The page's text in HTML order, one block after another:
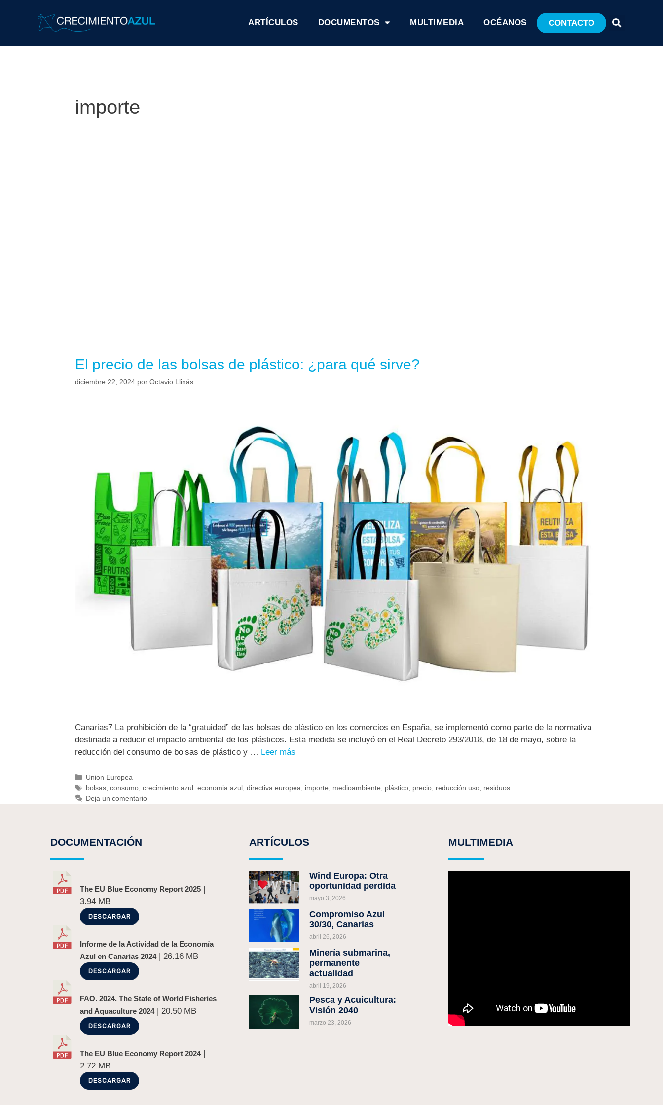
ARTÍCULOS DOCUMENTOS MULTIMEDIA OCÉANOS CONTACTO
importe
El precio de las bolsas de plástico: ¿para qué sirve?
diciembre 22, 2024 por Octavio Llinás
Canarias7 La prohibición de la “gratuidad” de las bolsas de plástico en los comercios en España, se implementó como parte de la normativa
destinada a reducir el impacto ambiental de los plásticos. Esta medida se incluyó en el Real Decreto 293/2018, de 18 de mayo, sobre la
reducción del consumo de bolsas de plástico y … Leer más
Union Europea
bolsas, consumo, crecimiento azul. economia azul, directiva europea importe medioambiente plástico, precio, reducción uso, residuos
Deja un comentario
DOCUMENTACIÓN
The EU Blue Economy Report 2025 |
3.94 MB
DESCARGAR
Informe de la Actividad de la Economía
Azul en Canarias 2024| 26.16 MB
DESCARGAR
FAO. 2024. The State of World Fisheries
and Aquaculture 2024| 20.50 MB
DESCARGAR
The EU Blue Economy Report 2024|
2.72 MB
DESCARGAR
ARTÍCULOS
Wind Europa: Otra
oportunidad perdida
mayo 3, 2026
Compromiso Azul
30/30, Canarias
abril 26, 2026
Minería submarina,
permanente
actualidad
abril 19, 2026
Pesca y Acuicultura:
Visión 2040
marzo 23, 2026
MULTIMEDIA